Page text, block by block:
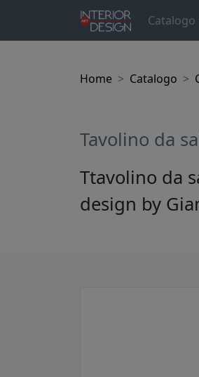
Catalogo
Home Catalogo
Tavolino da
Ttavolino da
design by